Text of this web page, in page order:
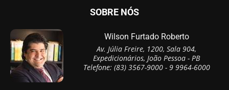
SOBRE NÓS
Wilson Furtado Roberto
Av. Júlia Freire, 1200, Sala 904,
Expedicionários, João Pessoa - PB
Telefone: (83) 3567-9000 - 9 9964-6000